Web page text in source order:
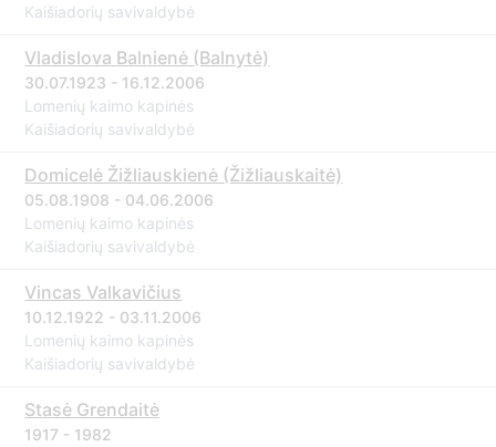
Kaišiadorių savivaldybė
Vladislova Balnienė (Balnytė)
30.07.1923 - 16.12.2006
Lomenių kaimo kapinės
Kaišiadorių savivaldybė
Domicelė Žižliauskienė (Žižliauskaitė)
05.08.1908 - 04.06.2006
Lomenių kaimo kapinės
Kaišiadorių savivaldybė
Vincas Valkavičius
10.12.1922 - 03.11.2006
Lomenių kaimo kapinės
Kaišiadorių savivaldybė
Stasė Grendaitė
1917 - 1982